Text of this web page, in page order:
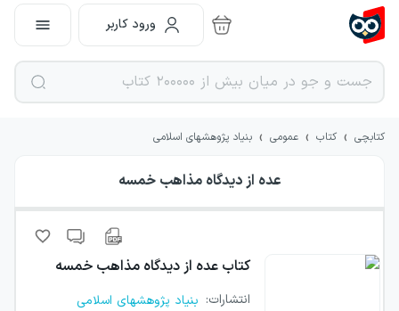
ورود کاربر
کتابچی › کتاب › عمومی › بنیاد پژوهشهای اسلامی
عده از دیدگاه مذاهب خمسه
کتاب عده از دیدگاه مذاهب خمسه
انتشارات: بنیاد پژوهشهای اسلامی